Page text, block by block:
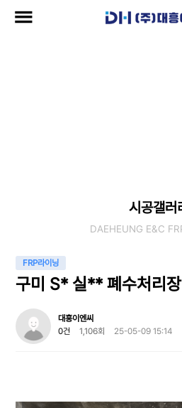
시공갤러
DAEHEUNG E&C
FRP라이닝
구미 S* 실** 폐수처리
대흥이엔씨
0건
1,106회 25-05-09 15:14